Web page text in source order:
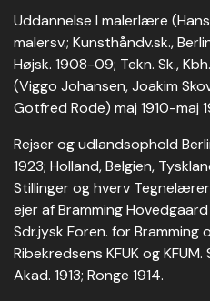
Uddannelse I malerlære
malersv.; Kunsthåndv.sk.,
Højsk. 1908-09; Tekn. Sk.,
(Viggo Johansen, Joakim
Gotfred Rode) maj 1910-maj
Rejser og udlandsophold
1923; Holland, Belgien,
Stillinger og hverv
ejer af Bramming
Sdr.jysk Foren. for Bramming
Ribekredsens KFUK og
Akad. 1913; Ronge 1914.